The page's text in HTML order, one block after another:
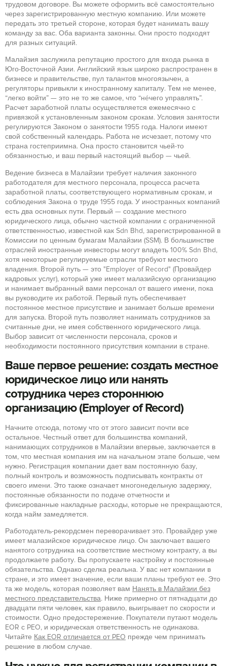
трудовом договоре. Вы можете оформить всё самостоятельно
через зарегистрированную местную компанию. Или можете
передать это третьей стороне, которая будет нанимать вашу
команду за вас. Оба варианта законны. Они просто подходят
для разных ситуаций.
Малайзия заслужила репутацию простого для входа рынка в
Юго-Восточной Азии. Английский язык широко распространен в
бизнесе и правительстве, пул талантов многоязычен, а
регуляторы привыкли к иностранному капиталу. Тем не менее,
“легко войти” — это не то же самое, что “нéчего управлять”.
Расчет заработной платы осуществляется ежемесячно с
привязкой к установленным законом срокам. Условия занятости
регулируются Законом о занятости 1955 года. Налоги имеют
свой собственный календарь. Работа не исчезает, потому что
страна гостеприимна. Она просто становится чьей-то
обязанностью, и ваш первый настоящий выбор — чьей.
Ведение бизнеса в Малайзии требует наличия законного
работодателя для местного персонала, процесса расчета
заработной платы, соответствующего нормативным срокам, и
соблюдения Закона о труде 1955 года. У иностранных компаний
есть два основных пути. Первый — создание местного
юридического лица, обычно частной компании с ограниченной
ответственностью, известной как Sdn Bhd, зарегистрированной в
Комиссии по ценным бумагам Малайзии (SSM). В большинстве
отраслей иностранные инвесторы могут владеть 100% Sdn Bhd,
хотя некоторые регулируемые отрасли требуют местного
владения. Второй путь — это "Employer of Record" (Провайдер
кадровых услуг), который уже имеет малазийскую организацию
и нанимает выбранный вами персонал от вашего имени, пока
вы руководите их работой. Первый путь обеспечивает
постоянное местное присутствие и занимает больше времени
для запуска. Второй путь позволяет нанимать сотрудников за
считанные дни, не имея собственного юридического лица.
Выбор зависит от численности персонала, сроков и
необходимости постоянного присутствия компании в стране.
Ваше первое решение: создать местное
юридическое лицо или нанять
сотрудника через стороннюю
организацию (Employer of Record)
Начните отсюда, потому что от этого зависит почти все
остальное. Честный ответ для большинства компаний,
нанимающих сотрудников в Малайзии впервые, заключается в
том, что местная компания им на начальном этапе больше, чем
нужно. Регистрация компании дает вам постоянную базу,
полный контроль и возможность подписывать контракты от
своего имени. Это также означает многонедельную задержку,
постоянные обязанности по подаче отчетности и
фиксированные накладные расходы, которые не прекращаются,
когда найм замедляется.
Работодатель-рекордсмен переворачивает это. Провайдер уже
имеет малазийское юридическое лицо. Он заключает вашего
нанятого сотрудника на соответствие местному контракту, а вы
продолжаете работу. Вы пропускаете настройку и постоянные
обязательства. Однако сделка реальна. У вас нет компании в
стране, и это имеет значение, если ваши планы требуют ее. Это
та же модель, которая позволяет вам Нанять в Малайзии без
местного представительства. Ниже примерно от пятнадцати до
двадцати пяти человек, как правило, выигрывает по скорости и
стоимости. Одно предостережение. Покупатели путают модель
EOR с PEO, и юридическая ответственность не одинакова.
Читайте Как EOR отличается от PEO прежде чем принимать
решение в любом случае.